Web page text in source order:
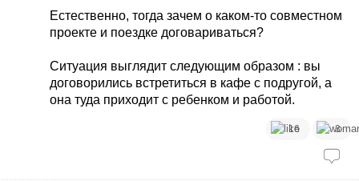
Естественно, тогда зачем о каком-то совместном
проекте и поездке договариваться?
Ситуация выглядит следующим образом : вы
договорились встретиться в кафе с подругой, а
она туда приходит с ребенком и работой.
16 3